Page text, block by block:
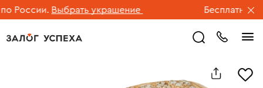
Выбрать украшение Бесплатная